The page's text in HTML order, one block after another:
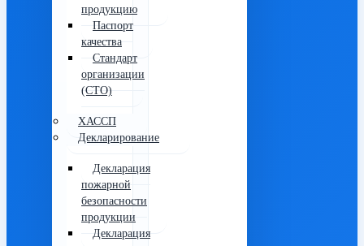
продукцию
Паспорт
качества
Стандарт
организации
(СТО)
ХАССП
Декларирование
Декларация
пожарной
безопасности
продукции
Декларация